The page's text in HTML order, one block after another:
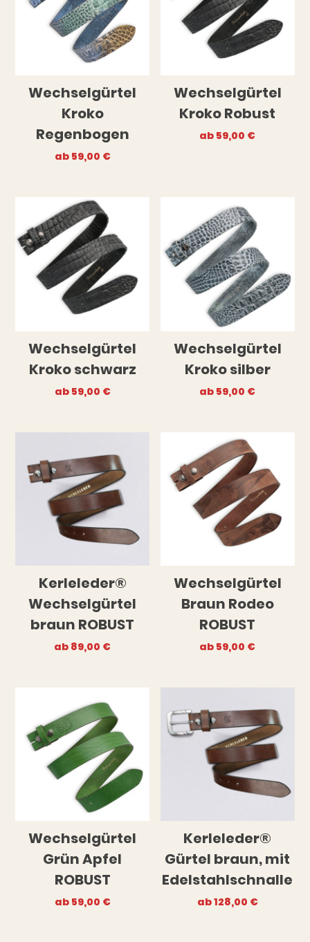
Wechselgürtel
Kroko
Regenbogen
ab 59,00 €
Wechselgürtel
Kroko Robust
ab 59,00 €
Wechselgürtel
Kroko schwarz
ab 59,00 €
Wechselgürtel
Kroko silber
ab 59,00 €
Kerleleder®
Wechselgürtel
braun ROBUST
ab 89,00 €
Wechselgürtel
Braun Rodeo
ROBUST
ab 59,00 €
Wechselgürtel
Grün Apfel
ROBUST
ab 59,00 €
Kerleleder®
Gürtel braun, mit
Edelstahlschnalle
ab128,00 €